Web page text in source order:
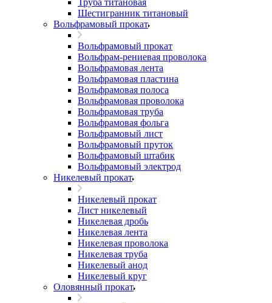
Труба титановая
Шестигранник титановый
Вольфрамовый прокат
Вольфрамовый прокат
Вольфрам-рениевая проволока
Вольфрамовая лента
Вольфрамовая пластина
Вольфрамовая полоса
Вольфрамовая проволока
Вольфрамовая труба
Вольфрамовая фольга
Вольфрамовый лист
Вольфрамовый пруток
Вольфрамовый штабик
Вольфрамовый электрод
Никелевый прокат
Никелевый прокат
Лист никелевый
Никелевая дробь
Никелевая лента
Никелевая проволока
Никелевая труба
Никелевый анод
Никелевый круг
Оловянный прокат